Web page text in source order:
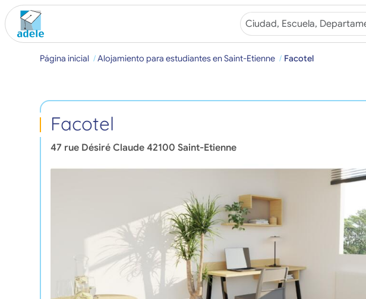
Página inicial Alojamiento para estudiantes en Saint-Etienne Facotel
Facotel
47 rue Désiré Claude 42100 Saint-Etienne